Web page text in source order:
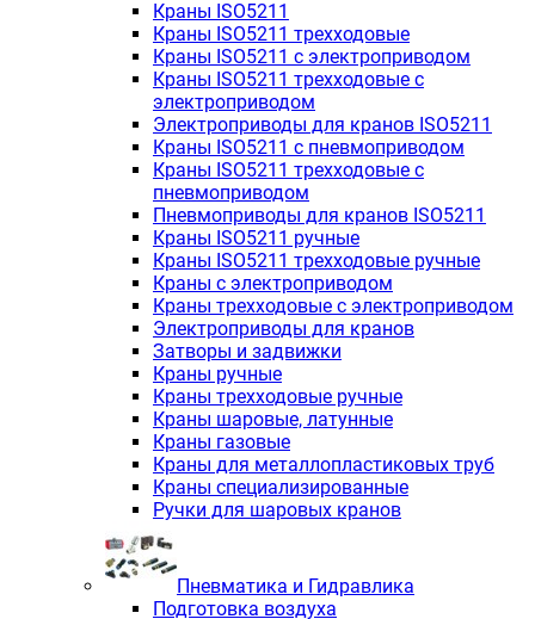
Краны ISO5211
Краны ISO5211 трехходовые
Краны ISO5211 с электроприводом
Краны ISO5211 трехходовые с
электроприводом
Электроприводы для кранов ISO5211
Краны ISO5211 с пневмоприводом
Краны ISO5211 трехходовые с
пневмоприводом
Пневмоприводы для кранов ISO5211
Краны ISO5211 ручные
Краны ISO5211 трехходовые ручные
Краны с электроприводом
Краны трехходовые с электроприводом
Электроприводы для кранов
Затворы и задвижки
Краны ручные
Краны трехходовые ручные
Краны шаровые, латунные
Краны газовые
Краны для металлопластиковых труб
Краны специализированные
Ручки для шаровых кранов
Пневматика и Гидравлика
Подготовка воздуха